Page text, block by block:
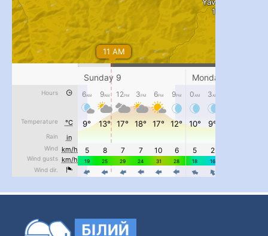
#PipIvanToday...
pimrec_project